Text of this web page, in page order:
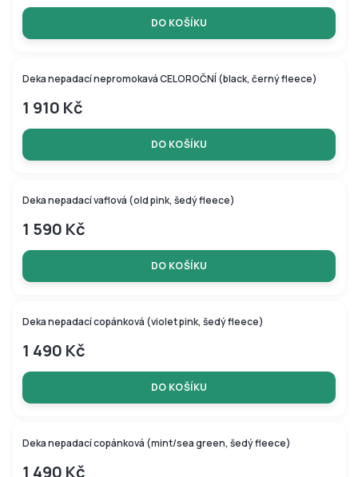
DO KOŠÍKU
Deka nepadací nepromokavá CELOROČNÍ (black, černý fleece)
1 910 Kč
DO KOŠÍKU
Deka nepadací vaflová (old pink, šedý fleece)
1 590 Kč
DO KOŠÍKU
Deka nepadací copánková (violet pink, šedý fleece)
1 490 Kč
DO KOŠÍKU
Deka nepadací copánková (mint/sea green, šedý fleece)
1 490 Kč